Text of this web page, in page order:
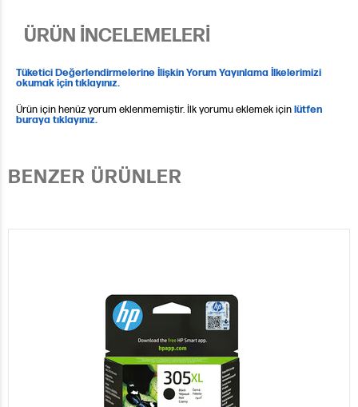
ÜRÜN İNCELEMELERİ
Tüketici Değerlendirmelerine İlişkin Yorum Yayınlama İlkelerimizi
okumak için tıklayınız.
Ürün için henüz yorum eklenmemiştir. İlk yorumu eklemek içinlütfen
buraya tıklayınız.
BENZER ÜRÜNLER